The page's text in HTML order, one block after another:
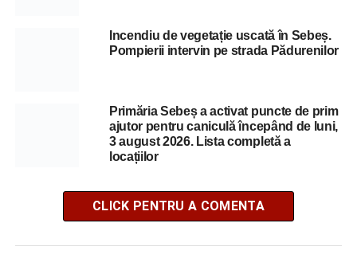
Incendiu de vegetație uscată în Sebeș.
Pompierii intervin pe strada Pădurenilor
Primăria Sebeș a activat puncte de prim
ajutor pentru caniculă începând de luni,
3 august 2026. Lista completă a
locațiilor
CLICK PENTRU A COMENTA